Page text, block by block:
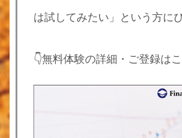
は試してみたい」という方に
👇無料体験の詳細・ご登録は